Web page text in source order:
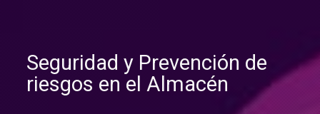
Seguridad y Prevención de
riesgos en el Almacén